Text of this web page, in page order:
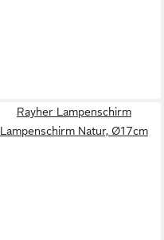
Rayher Lampenschirm
Lampenschirm Natur, Ø17cm